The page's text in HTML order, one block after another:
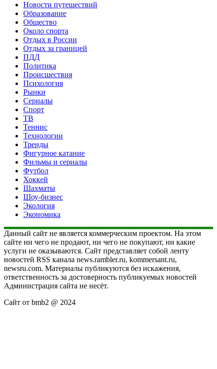
Новости путешествий
Образование
Общество
Около спорта
Отдых в России
Отдых за границей
ПДД
Политика
Происшествия
Психология
Рынки
Сериалы
Спорт
ТВ
Теннис
Технологии
Тренды
Фигурное катание
Фильмы и сериалы
Футбол
Хоккей
Шахматы
Шоу-бизнес
Экология
Экономика
Данный сайт не является коммерческим проектом. На этом
сайте ни чего не продают, ни чего не покупают, ни какие
услуги не оказываются. Сайт представляет собой ленту
новостей RSS канала news.rambler.ru, kommersant.ru,
newsru.com. Материалы публикуются без искажения,
ответственность за достоверность публикуемых новостей
Администрация сайта не несёт.
Сайт от bmb2 @ 2024